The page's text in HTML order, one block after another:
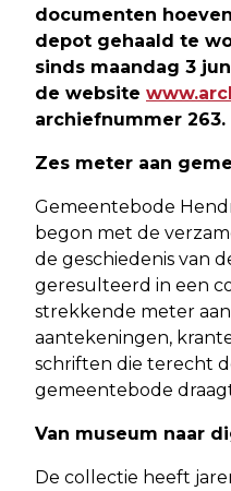
documenten
depot gehaald te
sinds maandag 3
de website
archiefnummer 263.
Zes meter aan
Gemeentebode
begon met de
de geschiedenis van
geresulteerd in een
strekkende meter
aantekeningen,
schriften die terecht
gemeentebode
Van museum naar
De collectie heeft